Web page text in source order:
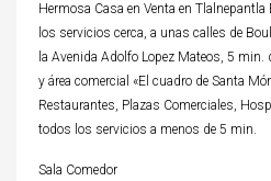
Hermosa Casa en Venta en
los servicios cerca, a unas calles de
la Avenida Adolfo Lopez Mateos, 5 min.
y área comercial «El cuadro de Santa
Restaurantes, Plazas Comerciales,
todos los servicios a menos de 5 min.
Sala Comedor